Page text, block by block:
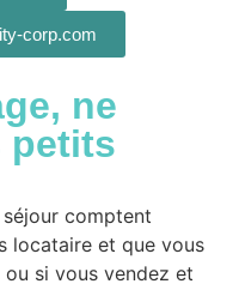
corp.com
ne
petits
comptent
locataire et que vous
si vous vendez et